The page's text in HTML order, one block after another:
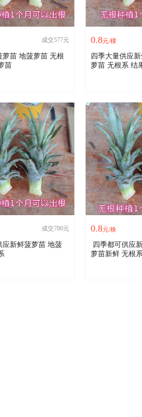
成交577元
萝苗 地菠萝苗 无根
苗
0.8元/棵
四季大量供应
萝苗 无根系 结
成交700元
应新鲜菠萝苗 地菠
0.8元/株
四季都可供应
萝苗新鲜 无根